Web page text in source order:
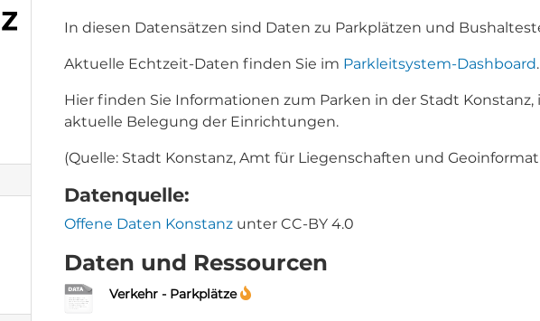
In diesen Datensätzen sind Daten zu Parkplätzen und
Aktuelle Echtzeit-Daten finden Sie im Parkleitsystem-Dashboard.
Hier finden Sie Informationen zum Parken in der Stadt
aktuelle Belegung der Einrichtungen.
(Quelle: Stadt Konstanz, Amt für Liegenschaften und
Datenquelle:
Offene Daten Konstanzunter CC-BY 4.0
Daten und Ressourcen
Verkehr - Parkplätze